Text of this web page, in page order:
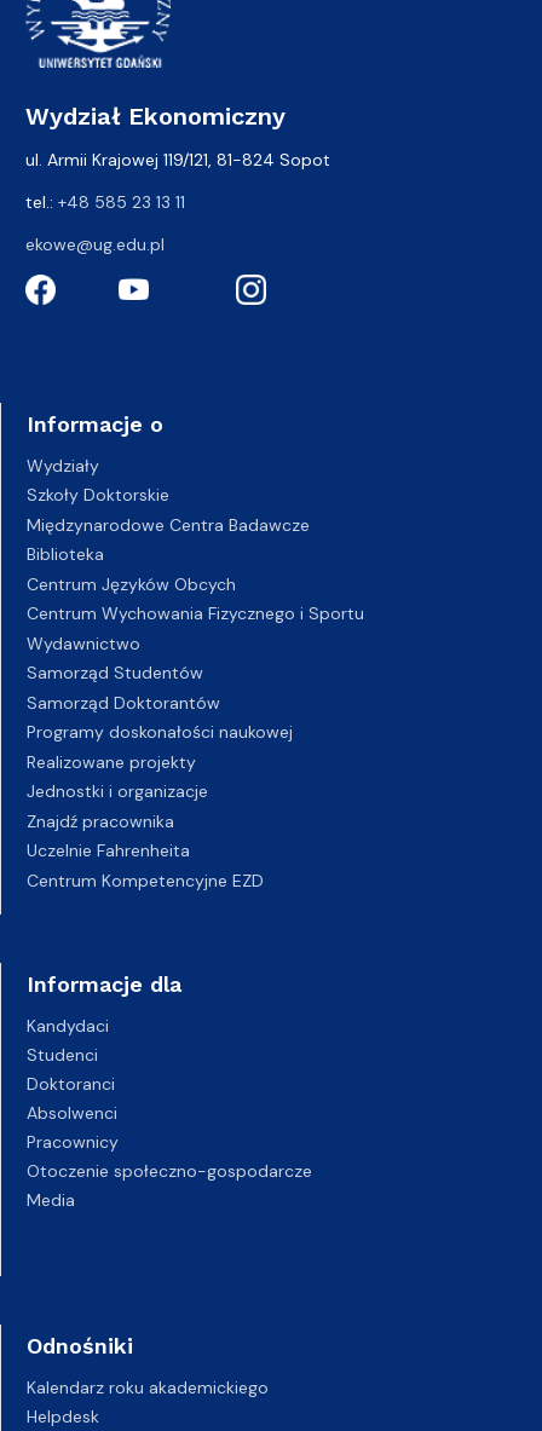
Wydział Ekonomiczny
ul. Armii Krajowej 119/121, 81-824 Sopot
tel.: +48 585 23 13 11
ekowe@ug.edu.pl
Informacje o
Wydziały
Szkoły Doktorskie
Międzynarodowe Centra Badawcze
Biblioteka
Centrum Języków Obcych
Centrum Wychowania Fizycznego i Sportu
Wydawnictwo
Samorząd Studentów
Samorząd Doktorantów
Programy doskonałości naukowej
Realizowane projekty
Jednostki i organizacje
Znajdź pracownika
Uczelnie Fahrenheita
Centrum Kompetencyjne EZD
Informacje dla
Kandydaci
Studenci
Doktoranci
Absolwenci
Pracownicy
Otoczenie społeczno-gospodarcze
Media
Odnośniki
Kalendarz roku akademickiego
Helpdesk